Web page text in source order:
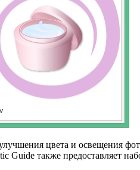
цвета и освещения
Guide также предоставляет